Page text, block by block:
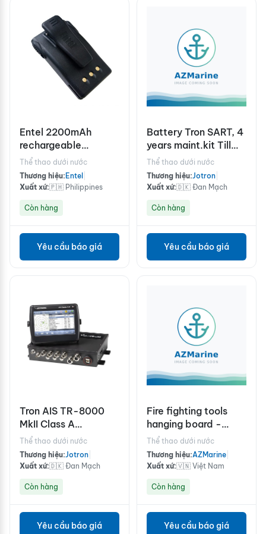
Entel 2200mAh
rechargeable
Lithium-Ion battery
pack
Thể thao dưới nước
Thương hiệu: Entel
Xuất xứ:🇵🇭 Philippines
Còn hàng
Yêu cầu báo giá
Battery Tron SART, 4
years maint.kit Till
stock is empty!
Thể thao dưới nước
Thương hiệu:Jotron
Xuất xứ:🇩🇰 Đan Mạch
Còn hàng
Yêu cầu báo giá
Tron AIS TR-8000
MkII Class A
complete with GPS
ant.
Thể thao dưới nước
Thương hiệu:Jotron
Xuất xứ:🇩🇰 Đan Mạch
Còn hàng
Yêu cầu báo giá
Fire fighting tools
hanging board -
1500x2000mm
Thể thao dưới nước
Thương hiệu:AZMarine
Xuất xứ:🇻🇳 Việt Nam
Còn hàng
Yêu cầu báo giá